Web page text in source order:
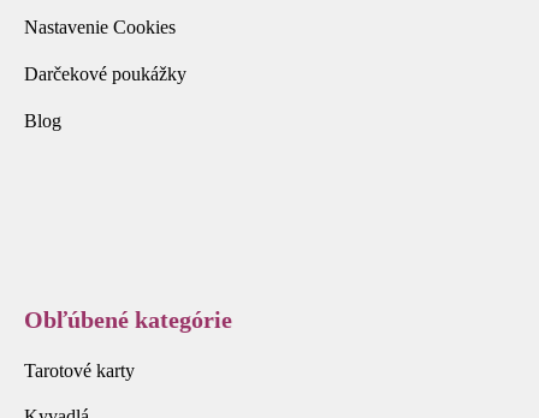
Nastavenie Cookies
Darčekové poukážky
Blog
Obľúbené kategórie
Tarotové karty